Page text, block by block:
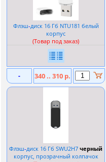
Флэш-диск 16 Гб NTU181 белый
корпус
(Товар под заказ)
- 340 .. 310 р.
Флэш-диск 16 Гб SWU2H7 черный
корпус, прозрачный колпачок